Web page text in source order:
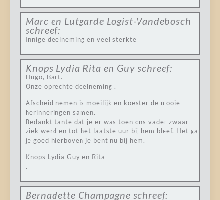
Marc en Lutgarde Logist-Vandebosch
schreef:
Innige deelneming en veel sterkte
Knops Lydia Rita en Guy schreef:
Hugo, Bart.
Onze oprechte deelneming .
Afscheid nemen is moeilijk en koester de mooie
herinneringen samen.
Bedankt tante dat je er was toen ons vader zwaar
ziek werd en tot het laatste uur bij hem bleef, Het ga
je goed hierboven je bent nu bij hem.
Knops Lydia Guy en Rita
.
Bernadette Champagne schreef: